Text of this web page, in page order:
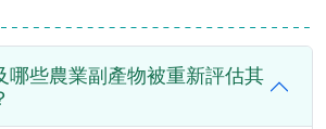
哪些農業副產物被重新評估其